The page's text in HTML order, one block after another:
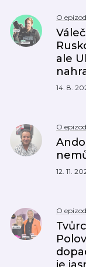
O
ale
14. 8.
O
12. 11.
O